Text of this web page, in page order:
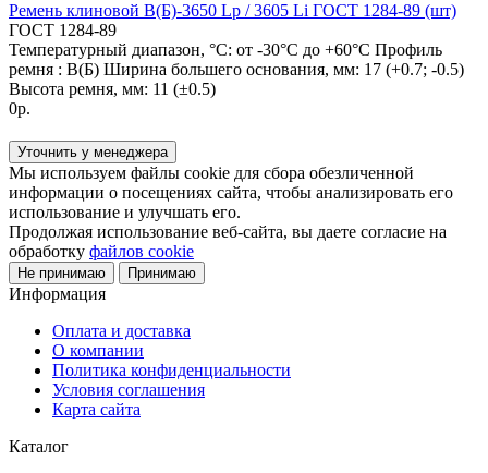
Ремень клиновой В(Б)-3650 Lp / 3605 Li ГОСТ 1284-89 (шт)
ГОСТ 1284-89
Температурный диапазон, °C: от -30°C до +60°C Профиль
ремня : В(Б) Ширина большего основания, мм: 17 (+0.7; -0.5)
Высота ремня, мм: 11 (±0.5)
0р.
Уточнить у менеджера
Мы используем файлы cookie для сбора обезличенной
информации о посещениях сайта, чтобы анализировать его
использование и улучшать его.
Продолжая использование веб-сайта, вы даете согласие на
обработку файлов cookie
Не принимаю Принимаю
Информация
Оплата и доставка
О компании
Политика конфиденциальности
Условия соглашения
Карта сайта
Каталог